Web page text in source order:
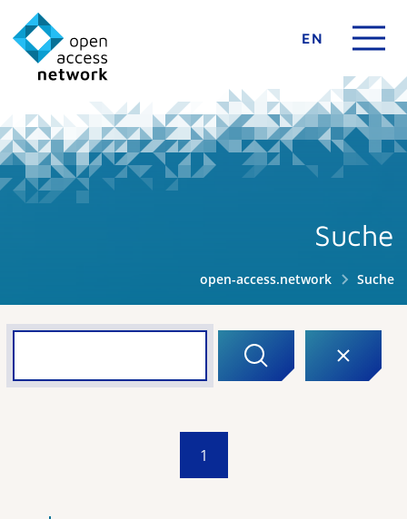
EN
Suche
open-access.network Suche
1